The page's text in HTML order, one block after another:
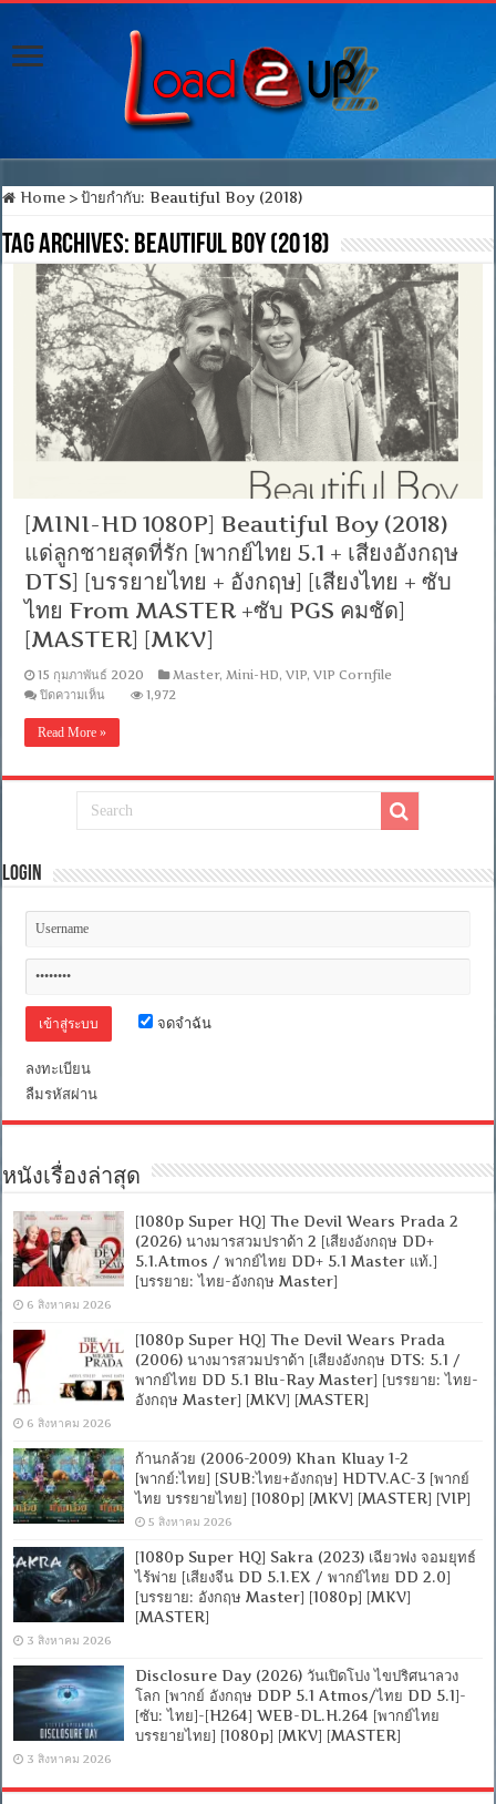
Home > ป้ายกำกับ:Beautiful Boy (2018)
Tag Archives: Beautiful Boy (2018)
[MINI-HD 1080P] Beautiful Boy (2018)
แด่ลูกชายสุดที่รัก [พากย์ไทย 5.1 + เสียงอังกฤษ
DTS] [บรรยายไทย + อังกฤษ] [เสียงไทย + ซับ
ไทย From MASTER +ซับ PGS คมชัด]
[MASTER] [MKV]
15 กุมภาพันธ์ 2020 Master, Mini-HD,VIP,VIP Cornfile
ปิดความเห็น
1080P]
Boy
แด่
ที่รัก
[พากย์
เสียง
[บรรยาย
+
From
+ซับ
PGS
คม
ชัด]
[MASTER]
[MKV]
1,972
Read More »
Login
จดจำฉัน
ลงทะเบียน
ลืมรหัสผ่าน
หนังเรื่องล่าสุด
[1080p Super HQ] The Devil Wears Prada 2
(2026) นางมารสวมปราด้า 2 [เสียงอังกฤษ DD+
5.1.Atmos / พากย์ไทย DD+ 5.1 Master แท้.]
[บรรยาย: ไทย-อังกฤษ Master]
6 สิงหาคม 2026
[1080p Super HQ] The Devil Wears Prada
(2006) นางมารสวมปราด้า [เสียงอังกฤษ DTS: 5.1 /
พากย์ไทย DD 5.1 Blu-Ray Master] [บรรยาย: ไทย-
อังกฤษ Master] [MKV] [MASTER]
6 สิงหาคม 2026
ก้านกล้วย (2006-2009) Khan Kluay 1-2
[พากย์:ไทย] [SUB:ไทย+อังกฤษ] HDTV.AC-3 [พากย์
ไทย บรรยายไทย] [1080p] [MKV] [MASTER] [VIP]
5 สิงหาคม 2026
[1080p Super HQ] Sakra (2023) เฉียวฟง จอมยุทธ์
ไร้พ่าย [เสียงจีน DD 5.1.EX / พากย์ไทย DD 2.0]
[บรรยาย: อังกฤษ Master] [1080p] [MKV]
[MASTER]
3 สิงหาคม 2026
Disclosure Day (2026) วันเปิดโปง ไขปริศนาลวง
โลก [พากย์ อังกฤษ DDP 5.1 Atmos/ไทย DD 5.1]-
[ซับ: ไทย]-[H264] WEB-DL.H.264 [พากย์ไทย
บรรยายไทย] [1080p] [MKV] [MASTER]
3 สิงหาคม 2026